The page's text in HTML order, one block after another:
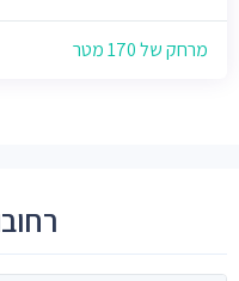
מרחק של 170 מטר